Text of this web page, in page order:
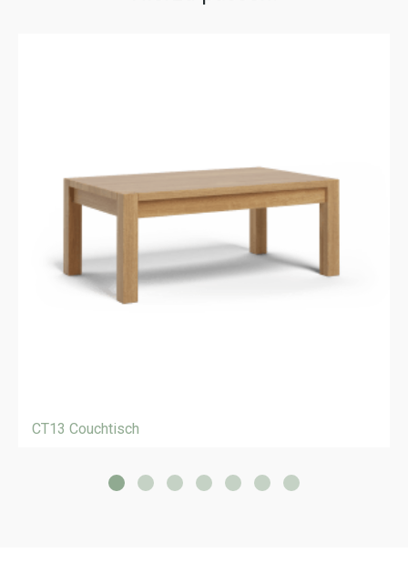
CT13 Couchtisch